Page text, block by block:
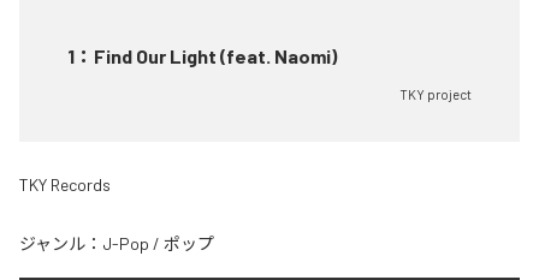
1 ： Find Our Light (feat. Naomi)
TKY project
TKY Records
ジャンル： J-Pop / ポップ